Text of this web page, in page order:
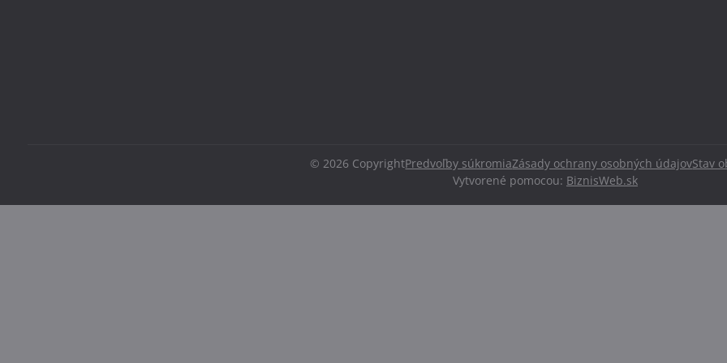
©2026 CopyrightPredvoľby súkromiaZásady ochrany osobných údajovStav
Vytvorené pomocou: BiznisWeb.sk